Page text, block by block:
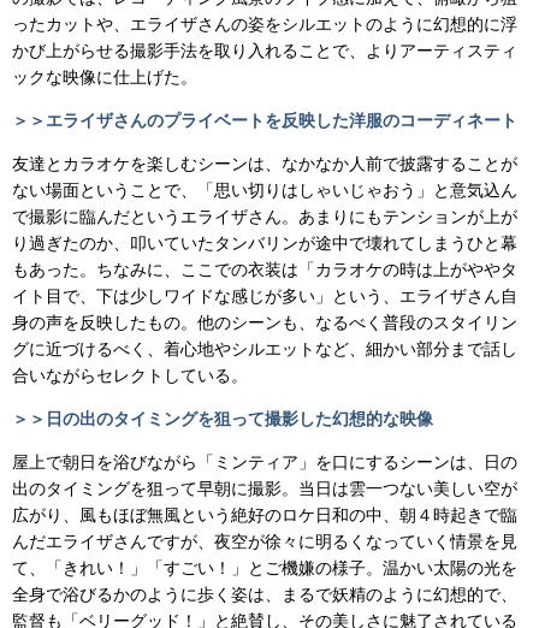
ったカットや、エライザさんの姿をシルエットのように幻想的に浮
かび上がらせる撮影手法を取り入れることで、よりアーティスティ
ックな映像に仕上げた。
＞＞エライザさんのプライベートを反映した洋服のコーディネート
友達とカラオケを楽しむシーンは、なかなか人前で披露することが
ない場面ということで、「思い切りはしゃいじゃおう」と意気込ん
で撮影に臨んだというエライザさん。あまりにもテンションが上が
り過ぎたのか、叩いていたタンバリンが途中で壊れてしまうひと幕
もあった。ちなみに、ここでの衣装は「カラオケの時は上がややタ
イト目で、下は少しワイドな感じが多い」という、エライザさん自
身の声を反映したもの。他のシーンも、なるべく普段のスタイリン
グに近づけるべく、着心地やシルエットなど、細かい部分まで話し
合いながらセレクトしている。
＞＞日の出のタイミングを狙って撮影した幻想的な映像
屋上で朝日を浴びながら「ミンティア」を口にするシーンは、日の
出のタイミングを狙って早朝に撮影。当日は雲一つない美しい空が
広がり、風もほぼ無風という絶好のロケ日和の中、朝４時起きで臨
んだエライザさんですが、夜空が徐々に明るくなっていく情景を見
て、「きれい！」「すごい！」とご機嫌の様子。温かい太陽の光を
全身で浴びるかのように歩く姿は、まるで妖精のように幻想的で、
監督も「ベリーグッド！」と絶賛し、その美しさに魅了されている